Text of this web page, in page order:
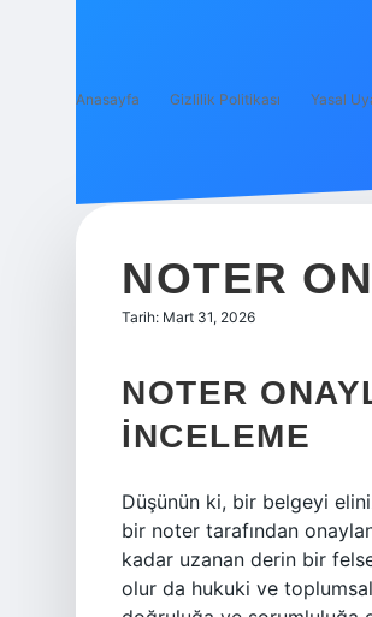
Anasayfa Gizlilik Politikası Yasal
NOTER
Tarih: Mart 31, 2026
NOTER
İNCELEME
Düşünün ki, bir belgeyi
bir noter tarafından
kadar uzanan derin bir
olur da hukuki ve